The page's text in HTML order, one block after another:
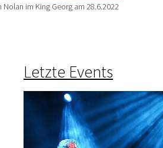
im King Georg am 28.6.2022
Letzte Events